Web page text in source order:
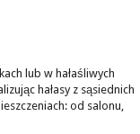
lub w hałaśliwych
hałasy z sąsiednich
od salonu,